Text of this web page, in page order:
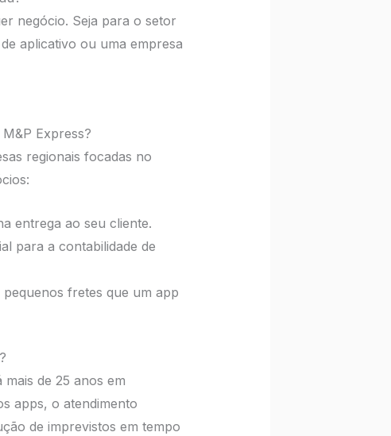
negócio. Seja para o setor
aplicativo ou uma empresa
Express?
regionais focadas no
entrega ao seu cliente.
para a contabilidade de
fretes que um app
de 25 anos em
apps, o atendimento
de imprevistos em tempo